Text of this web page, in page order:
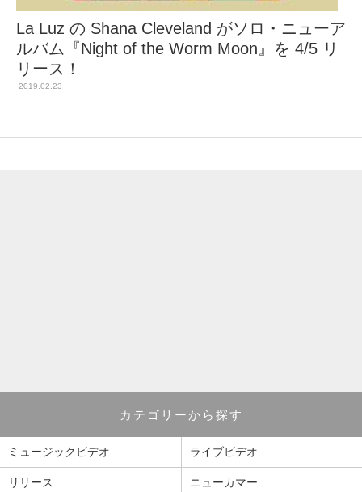
La Luz の Shana Cleveland がソロ・ニューア
ルバム『Night of the Worm Moon』を 4/5 リ
リース！
2019.02.23
カテゴリーから探す
ミュージックビデオ ライブビデオ
リリース ニューカマー